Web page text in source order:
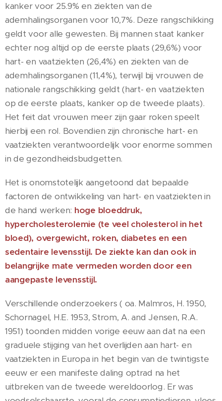
kanker voor 25.9% en ziekten van de
ademhalingsorganen voor 10,7%. Deze rangschikking
geldt voor alle gewesten. Bij mannen staat kanker
echter nog altijd op de eerste plaats (29,6%) voor
hart- en vaatziekten (26,4%) en ziekten van de
ademhalingsorganen (11,4%), terwijl bij vrouwen de
nationale rangschikking geldt (hart- en vaatziekten
op de eerste plaats, kanker op de tweede plaats).
Het feit dat vrouwen meer zijn gaar roken speelt
hierbij een rol. Bovendien zijn chronische hart- en
vaatziekten verantwoordelijk voor enorme sommen
in de gezondheidsbudgetten.
Het is onomstotelijk aangetoond dat bepaalde
factoren de ontwikkeling van hart- en vaatziekten in
de hand werken: hoge bloeddruk,
hypercholesterolemie (te veel cholesterol in het
bloed), overgewicht, roken, diabetes en een
sedentaire levensstijl. De ziekte kan dan ook in
belangrijke mate vermeden worden door een
aangepaste levensstijl.
Verschillende onderzoekers ( oa. Malmros, H. 1950,
Schornagel, H.E. 1953, Strom, A. and Jensen, R.A.
1951) toonden midden vorige eeuw aan dat na een
graduele stijging van het overlijden aan hart- en
vaatziekten in Europa in het begin van de twintigste
eeuw er een manifeste daling optrad na het
uitbreken van de tweede wereldoorlog. Er was